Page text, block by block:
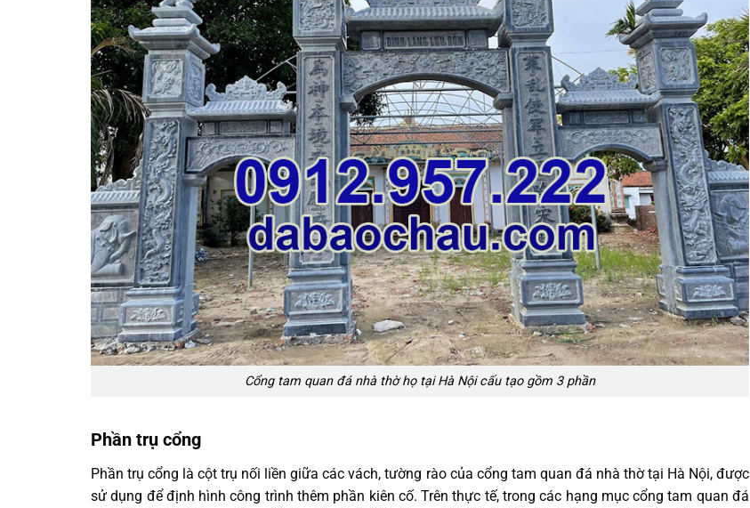
Cổng tam quan đá nhà thờ họ tại Hà Nội cấu tạo gồm 3 phần
Phần trụ cổng
Phần trụ cổng là cột trụ nối liền giữa các vách, tường rào của cổng tam quan đá nhà thờ tại Hà Nội, được
sử dụng để định hình công trình thêm phần kiên cố. Trên thực tế, trong các hạng mục cổng tam quan đá